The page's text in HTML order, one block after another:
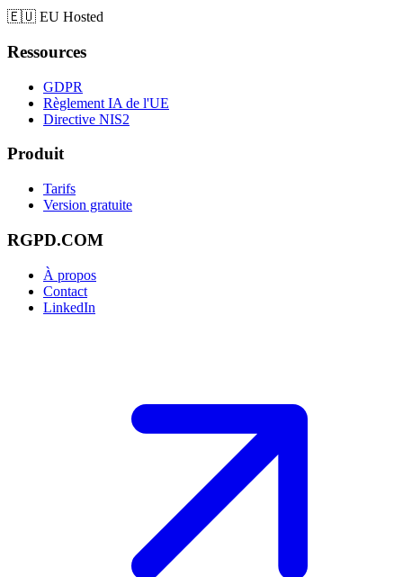
🇪🇺 EU Hosted
Ressources
GDPR
Règlement IA de l'UE
Directive NIS2
Produit
Tarifs
Version gratuite
RGPD.COM
À propos
Contact
LinkedIn